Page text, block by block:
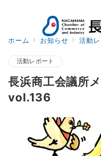
ホーム お知らせ 活動レ
活動レポート
長浜商工会議所
vol.136